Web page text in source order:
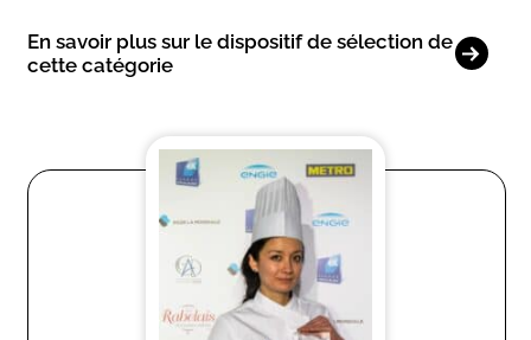
En savoir plus sur le dispositif de sélection de
cette catégorie